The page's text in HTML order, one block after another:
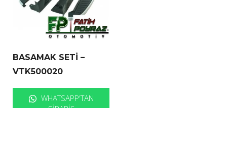
BASAMAK SETİ –
VTK500020
WHATSAPP'TAN
SIPARIŞ